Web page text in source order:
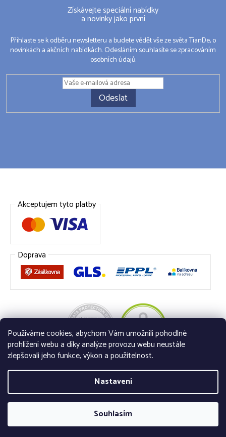
Používáme cookies, abychom Vám umožnili pohodlné
prohlížení webu a díky analýze provozu webu neustále
zlepšovali jeho funkce, výkon a použitelnost.
Nastavení
Souhlasím
Získávejte speciální nabídky
a novinky jako první
Přihlaste se k odběru newsletteru a budete vědět vše ze světa TianDe, o
novinkách a akčních nabídkách. Odesláním souhlasíte se zpracováním
osobních údajů.
Odeslat
Akceptujem tyto platby
Doprava
Vytvořil Shoptet
© Copyright 2019 VINIS s.r.o., Třanovice 279, 739 53 IČ: 60 77 87 92